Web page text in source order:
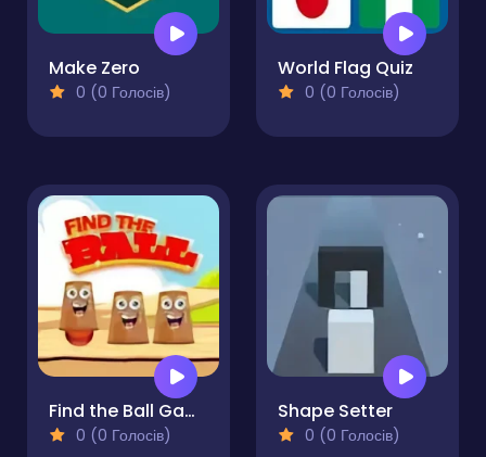
Make Zero
0 (0 Голосів)
World Flag Quiz
0 (0 Голосів)
Find the Ball Game
0 (0 Голосів)
Shape Setter
0 (0 Голосів)